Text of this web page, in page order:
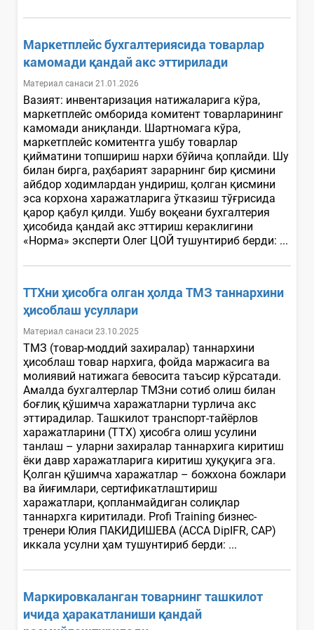
Маркетплейс бухгалтериясида товарлар
камомади қандай акс эттирилади
Материал санаси 21.01.2026
Вазият: инвентаризация натижаларига кўра,
маркетплейс омборида комитент товарларининг
камомади аниқланди. Шартномага кўра,
маркетплейс комитентга ушбу товарлар
қийматини топшириш нархи бўйича қоплайди. Шу
билан бирга, раҳбарият зарарнинг бир қисмини
айбдор ходимлардан ундириш, қолган қисмини
эса корхона харажатларига ўтказиш тўғрисида
қарор қабул қилди. Ушбу воқеани бухгалтерия
ҳисобида қандай акс эттириш кераклигини
«Норма» эксперти Олег ЦОЙ тушунтириб берди: ...
ТТХни ҳисобга олган ҳолда ТМЗ таннархини
ҳисоблаш усуллари
Материал санаси 23.10.2025
ТМЗ (товар-моддий захиралар) таннархини
ҳисоблаш товар нархига, фойда маржасига ва
молиявий натижага бевосита таъсир кўрсатади.
Амалда бухгалтерлар ТМЗни сотиб олиш билан
боғлиқ қўшимча харажатларни турлича акс
эттирадилар. Ташкилот транспорт-тайёрлов
харажатларини (ТТХ) ҳисобга олиш усулини
танлаш – уларни захиралар таннархига киритиш
ёки давр харажатларига киритиш ҳуқуқига эга.
Қолган қўшимча харажатлар – божхона божлари
ва йиғимлари, сертификатлаштириш
харажатлари, қопланмайдиган солиқлар
таннархга киритилади. Profi Training бизнес-
тренери Юлия ПАКИДИШЕВА (АCCА DipIFR, CAP)
иккала усулни ҳам тушунтириб берди: ...
Маркировкаланган товарнинг ташкилот
ичида ҳаракатланиши қандай